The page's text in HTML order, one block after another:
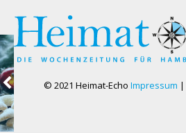
© 2021 Heimat-Echo Impressum |